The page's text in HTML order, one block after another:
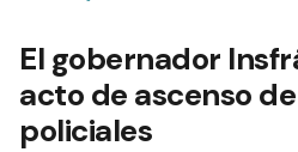
El gobernador
acto de ascenso
policiales